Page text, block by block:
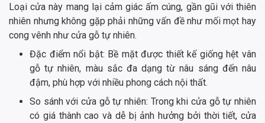
Loại cửa này mang lại cảm giác ấm cúng, gần gũi với thiên
nhiên nhưng không gặp phải những vấn đề như mối mọt hay
cong vênh như cửa gỗ tự nhiên.
Đặc điểm nổi bật: Bề mặt được thiết kế giống hệt vân
gỗ tự nhiên, màu sắc đa dạng từ nâu sáng đến nâu
đậm, phù hợp với nhiều phong cách nội thất.
So sánh với cửa gỗ tự nhiên: Trong khi cửa gỗ tự nhiên
có giá thành cao và dễ bị ảnh hưởng bởi thời tiết, cửa